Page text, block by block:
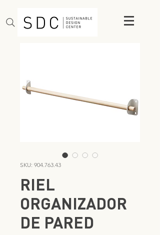
SKU: 904.763.43
RIEL
ORGANIZADOR
DE PARED